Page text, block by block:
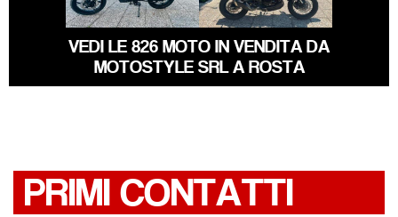
VEDI LE 826 MOTO IN VENDITA DA
MOTOSTYLE SRL A ROSTA
PRIMI CONTATTI